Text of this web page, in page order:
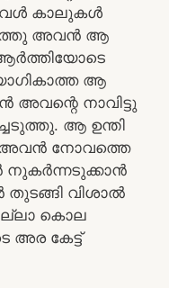
കാലുകൾ
അവൻ ആ
ആ
നാവിട്ടു
ആ ഉന്തി
അവൻ നോവത്തെ
നുകർന്നടുക്കാൻ
തുടങ്ങി വിശാൽ
കൊല
കേട്ട്